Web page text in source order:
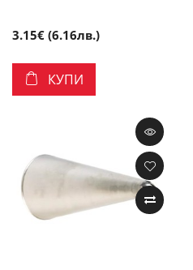
3.15€ (6.16лв.)
КУПИ